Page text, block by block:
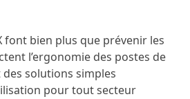
font bien plus que prévenir les
l’ergonomie des postes de
solutions simples
pour tout secteur